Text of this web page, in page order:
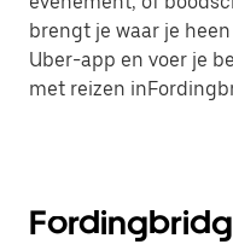
brengt je waar je
Uber-app en voer je
met reizen